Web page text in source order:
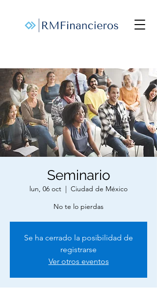
Seminario
lun, 06 oct
  |
Ciudad de México
No te lo pierdas
Se ha cerrado la posibilidad de
registrarse
Ver otros eventos